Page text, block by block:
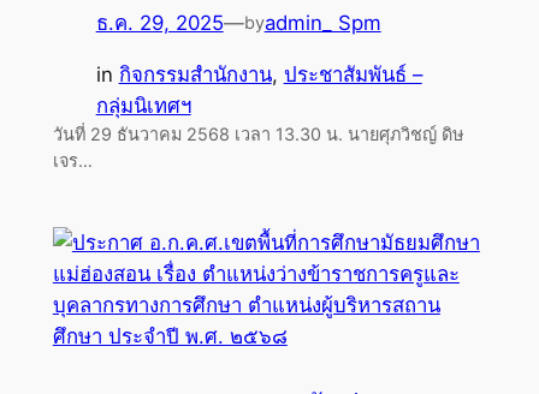
ธ.ค. 29, 2025—byadmin_ Spm
in กิจกรรมสำนักงาน, ประชาสัมพันธ์ –
กลุ่มนิเทศฯ
วันที่ 29 ธันวาคม 2568 เวลา 13.30 น. นายศุภวิชญ์ ดิษ
เจร…